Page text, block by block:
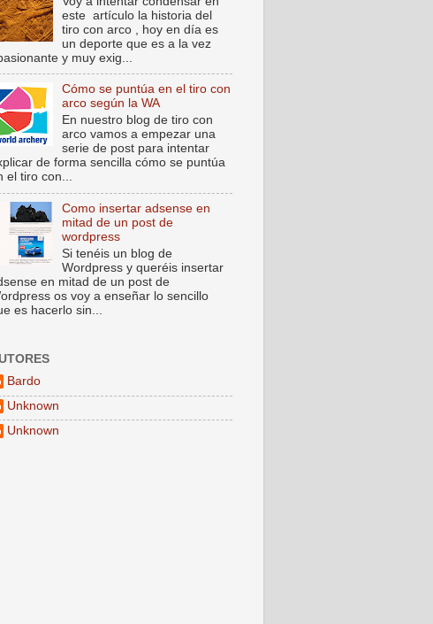
este artículo la historia del
tiro con arco , hoy en día es
un deporte que es a la vez
y muy exig...
Cómo se puntúa en el tiro con
arco según la WA
En nuestro blog de tiro con
arco vamos a empezar una
serie de post para intentar
de forma sencilla cómo se puntúa
el tiro con...
Como insertar adsense en
mitad de un post de
wordpress
Si tenéis un blog de
Wordpress y queréis insertar
en mitad de un post de
os voy a enseñar lo sencillo
es hacerlo sin...
Bardo
Unknown
Unknown